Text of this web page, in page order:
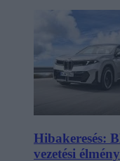
Hibakeresés:
vezetési